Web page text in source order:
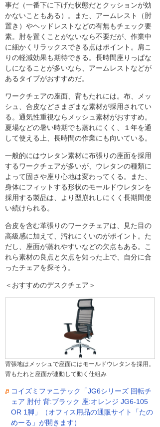
事だ（一番下に下げた状態だとクッションが効
かないこともある）。また、アームレスト（肘
置き）やヘッドレストなどの有無もチェック要
素。肘を置くことがないなら不要だが、作業中
に細かくリラックスできる点はポイント。肩こ
りの軽減効果も期待できる。長時間座りっぱな
しになることが多いなら、アームレストなどが
あるタイプがおすすめだ。
ワークチェアの座面、背もたれには。布、メッ
シュ、合皮などさまざまな素材が採用されてい
る。通気性重視ならメッシュ素材がおすすめ。
夏場などの暑い時期でも蒸れにくく、１年を通
して使える上、長時間の作業にも向いている。
一般的にはウレタン素材に布張りの座面を採用
するワークチェアが多いが、ウレタンの種類に
よって固さや座り心地は変わってくる。また、
身体にフィットする形状のモールドウレタンを
採用する製品は、より型崩れしにくく長期間使
い続けられる。
合皮を含む革張りのワークチェアは、見た目の
高級感に加えて、汚れにくいのがポイント。た
だし、座面が蒸れやすいなどの欠点もある。こ
れら素材の良点と欠点を知った上で、自分に合
ったチェアを探そう。
＜おすすめのデスクチェア＞
背張地はメッシュで座面にはモールドウレタンを採用。
背もたれと座面が連動して動く仕組み
コイズミファニテック「JG6シリーズ 回転チ
ェア 肘付 背:ブラック 座:オレンジ JG6-105
OR 1脚」（オフィス用品の通販サイト「たの
めーる」が開きます）